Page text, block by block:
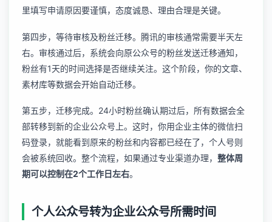
里填写申请原因要谨慎，态度诚恳、理由合理是关键。
第四步，等待审核及粉丝迁移。腾讯的审核通常需要半天左
右。审核通过后，系统会向原公众号的粉丝发送迁移通知，
粉丝有1天的时间选择是否继续关注。这个阶段，你的文章、
素材库等数据会开始自动迁移。
第五步，迁移完成。24小时粉丝确认期过后，所有数据会全
部转移到新的企业公众号上。这时，你用企业主体的微信扫
码登录，就能看到原来的粉丝和内容都已经在了，个人号则
会被系统回收。整个流程，如果通过专业渠道办理， 整体周
期可以控制在2个工作日左右。
个人公众号转为企业公众号所需时间